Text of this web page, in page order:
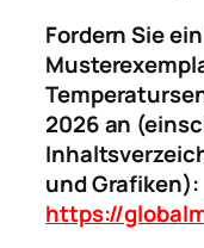
Fordern Sie
2026 an
und Grafiken):
https://